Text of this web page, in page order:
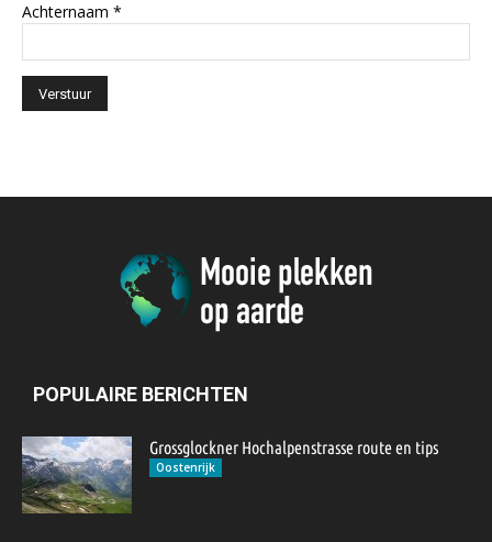
Achternaam *
POPULAIRE BERICHTEN
Grossglockner Hochalpenstrasse route en tips
Oostenrijk